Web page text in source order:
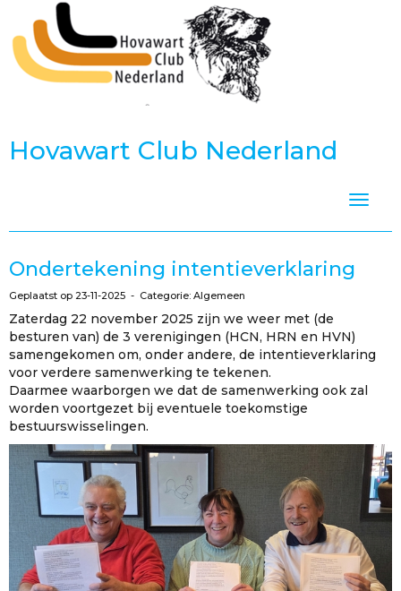
Hovawart Club Nederland
Ondertekening intentieverklaring
Geplaatst op 23-11-2025 - Categorie: Algemeen
Zaterdag 22 november 2025 zijn we weer met (de
besturen van) de 3 verenigingen (HCN, HRN en HVN)
samengekomen om, onder andere, de intentieverklaring
voor verdere samenwerking te tekenen.
Daarmee waarborgen we dat de samenwerking ook zal
worden voortgezet bij eventuele toekomstige
bestuurswisselingen.